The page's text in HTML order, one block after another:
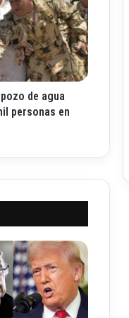
de agua
personas en